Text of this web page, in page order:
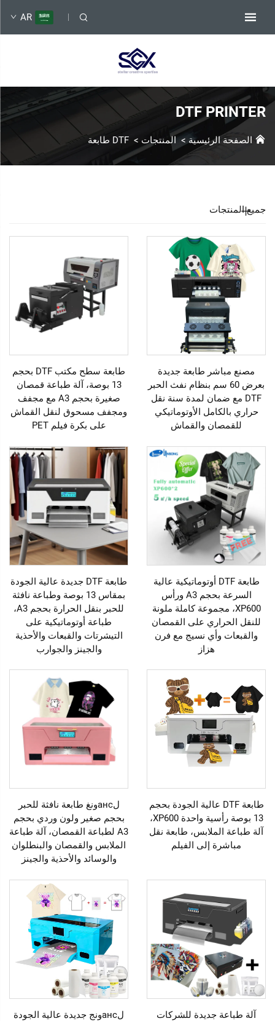
AR
DTF PRINTER
الصفحة الرئيسية >المنتجات > DTF طابعة
جميع المنتجات
مصنع مباشر طابعة جديدة
بعرض 60 سم بنظام نفث الحبر
DTF مع ضمان لمدة سنة نقل
حراري بالكامل الأوتوماتيكي
للقمصان والقماش
طابعة سطح مكتب DTF بحجم
13 بوصة، آلة طباعة قمصان
صغيرة بحجم A3 مع مجفف
ومجفف مسحوق لنقل القماش
على بكرة فيلم PET
طابعة DTF أوتوماتيكية عالية
السرعة بحجم A3 ورأس
XP600، مجموعة كاملة ملونة
للنقل الحراري على القمصان
والقبعات وأي نسيج مع فرن
هزاز
طابعة DTF جديدة عالية الجودة
بمقاس 13 بوصة وطباعة نافثة
للحبر بنقل الحرارة بحجم A3،
طباعة أوتوماتيكية على
التيشرتات والقبعات والأحذية
والجينز والجوارب
طابعة DTF عالية الجودة بحجم
13 بوصة رأسية واحدة XP600،
آلة طباعة الملابس، طابعة نقل
مباشرة إلى الفيلم
لансونغ طابعة نافثة للحبر
بحجم صغير ولون وردي بحجم
A3 لطباعة القمصان، آلة طباعة
الملابس والقمصان والبنطلوان
والوسائد والأحذية والجينز
آلة طباعة جديدة للشركات
لансونج جديدة عالية الجودة